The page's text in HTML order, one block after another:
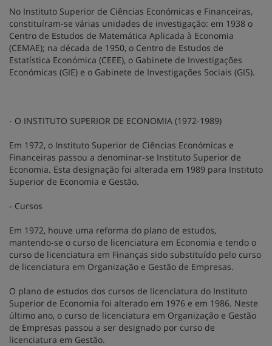
No Instituto Superior de Ciências Económicas e Financeiras,
constituíram-se várias unidades de investigação: em 1938 o
Centro de Estudos de Matemática Aplicada à Economia
(CEMAE); na década de 1950, o Centro de Estudos de
Estatística Económica (CEEE), o Gabinete de Investigações
Económicas (GIE) e o Gabinete de Investigações Sociais (GIS).
- O INSTITUTO SUPERIOR DE ECONOMIA (1972-1989)
Em 1972, o Instituto Superior de Ciências Económicas e
Financeiras passou a denominar-se Instituto Superior de
Economia. Esta designação foi alterada em 1989 para Instituto
Superior de Economia e Gestão.
- Cursos
Em 1972, houve uma reforma do plano de estudos,
mantendo-se o curso de licenciatura em Economia e tendo o
curso de licenciatura em Finanças sido substituído pelo curso
de licenciatura em Organização e Gestão de Empresas.
O plano de estudos dos cursos de licenciatura do Instituto
Superior de Economia foi alterado em 1976 e em 1986. Neste
último ano, o curso de licenciatura em Organização e Gestão
de Empresas passou a ser designado por curso de
licenciatura em Gestão.